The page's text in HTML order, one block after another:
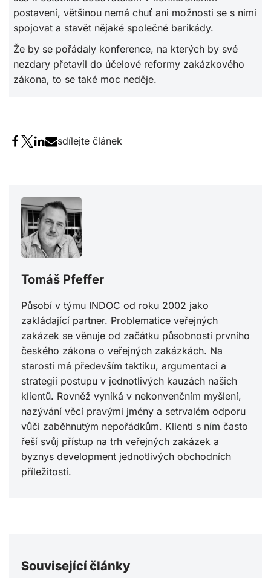
postavení, většinou nemá chuť ani možnosti se s nimi
spojovat a stavět nějaké společné barikády.
Že by se pořádaly konference, na kterých by své
nezdary přetavil do účelové reformy zakázkového
zákona, to se také moc neděje.
sdílejte článek
Tomáš Pfeffer
Působí v týmu INDOC od roku 2002 jako
zakládající partner. Problematice veřejných
zakázek se věnuje od začátku působnosti prvního
českého zákona o veřejných zakázkách. Na
starosti má především taktiku, argumentaci a
strategii postupu v jednotlivých kauzách našich
klientů. Rovněž vyniká v nekonvenčním myšlení,
nazývání věcí pravými jmény a setrvalém odporu
vůči zaběhnutým nepořádkům. Klienti s ním často
řeší svůj přístup na trh veřejných zakázek a
byznys development jednotlivých obchodních
příležitostí.
Související články